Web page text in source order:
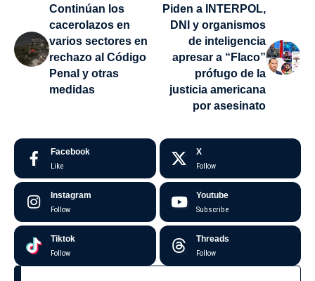
Continúan los
cacerolazos en
varios sectores en
rechazo al Código
Penal y otras
medidas
Piden a INTERPOL,
DNI y organismos
de inteligencia
apresar a “Flaco”
prófugo de la
justicia americana
por asesinato
Facebook
Like
X
Follow
Instagram
Follow
Youtube
Subscribe
Tiktok
Follow
Threads
Follow